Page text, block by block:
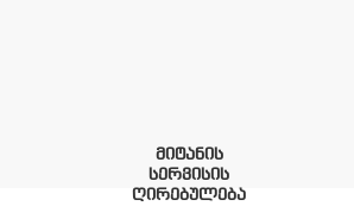
მიტანის
სერვისის
ღირებულება